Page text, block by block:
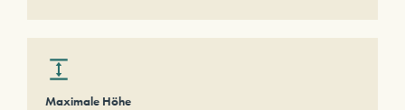
Maximale Höhe